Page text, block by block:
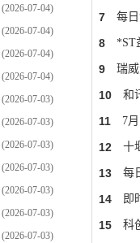
(2026-07-04)
(2026-07-04)
(2026-07-04)
(2026-07-04)
(2026-07-03)
(2026-07-03)
(2026-07-03)
(2026-07-03)
(2026-07-03)
(2026-07-03)
(2026-07-03)
7 每
8 *ST
9 瑞
10 和
11 7
12 十
13 每
14 即
15 科